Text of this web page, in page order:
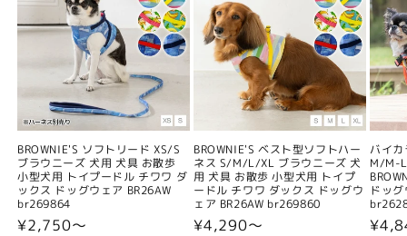
BROWNIE'S ソフトリード XS/S
ブラウニーズ 犬用 犬具 お散歩
小型犬用 トイプードル チワワ ダ
ックス ドッグウェア BR26AW
br269864
通
¥2,750〜
BROWNIE'S ベスト型ソフトハー
ネス S/M/L/XL ブラウニーズ 犬
用 犬具 お散歩 小型犬用 トイプ
ードル チワワ ダックス ドッグウ
ェア BR26AW br269860
通
¥4,290〜
バイ
M/M-
ドッ
通